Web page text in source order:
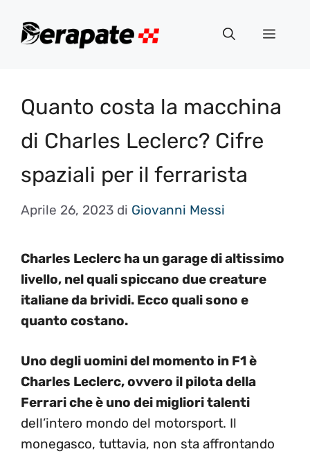
Menu
Quanto costa la macchina
di Charles Leclerc? Cifre
spaziali per il ferrarista
Aprile 26, 2023 di Giovanni Messi
Charles Leclerc ha un garage di altissimo
livello, nel quali spiccano due creature
italiane da brividi. Ecco quali sono e
quanto costano.
Uno degli uomini del momento in F1 è
Charles Leclerc, ovvero il pilota della
Ferrari che è uno dei migliori talenti
dell’intero mondo del motorsport. Il
monegasco, tuttavia, non sta affrontando